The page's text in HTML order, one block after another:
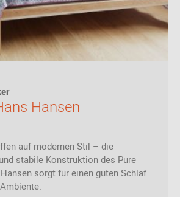
Hansen
auf modernen Stil – die
stabile Konstruktion des Pure
sorgt für einen guten Schlaf